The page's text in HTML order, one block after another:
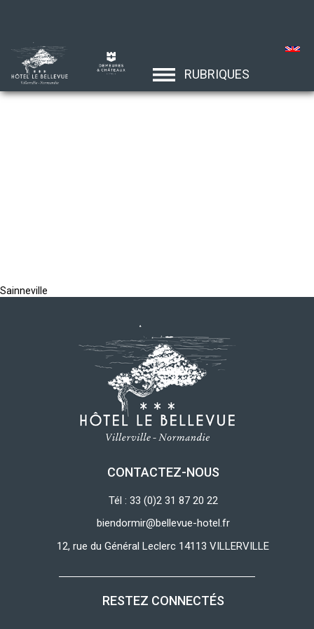
RUBRIQUES
Sainneville
CONTACTEZ-NOUS
Tél : 33 (0)2 31 87 20 22
biendormir@bellevue-hotel.fr
12, rue du Général Leclerc 14113 VILLERVILLE
RESTEZ CONNECTÉS